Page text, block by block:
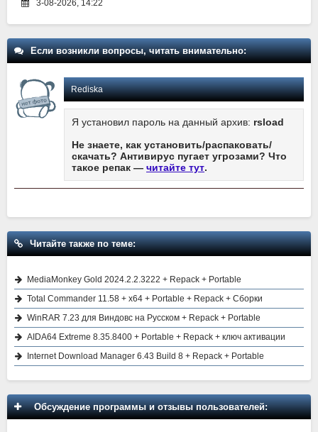
3-08-2026, 14:22
Если возникли вопросы, читать внимательно:
Rediska
Я установил пароль на данный архив: rsload
Не знаете, как установить/распаковать/
скачать? Антивирус пугает угрозами? Что
такое репак — читайте тут.
Читайте также по теме:
MediaMonkey Gold 2024.2.2.3222 + Repack + Portable
Total Commander 11.58 + x64 + Portable + Repack + Сборки
WinRAR 7.23 для Виндовс на Русском + Repack + Portable
AIDA64 Extreme 8.35.8400 + Portable + Repack + ключ активации
Internet Download Manager 6.43 Build 8 + Repack + Portable
Обсуждение программы и отзывы пользователей: